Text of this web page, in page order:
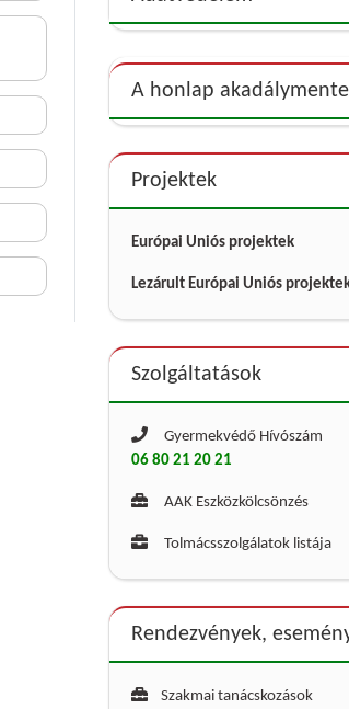
A honlap
Projektek
Európai Uniós projektek
Lezárult Európai Uniós
Szolgáltatások
Gyermekvédő Hívószám
06 80 21 20 21
AAK Eszközkölcsönzés
Tolmácsszolgálatok listája
Rendezvények,
Szakmai tanácskozások